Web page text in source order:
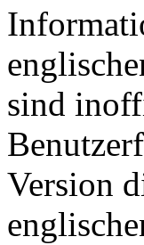
sind
Version